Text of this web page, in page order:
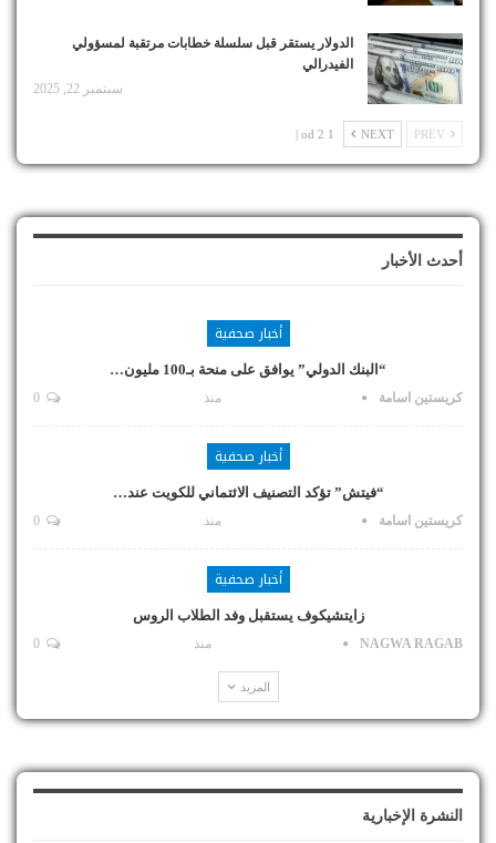
الدولار يستقر قبل سلسلة خطابات مرتقبة لمسؤولي
الفيدرالي
سبتمبر 22, 2025
NEXT
1 od 2 |
أحدث الأخبار
أخبار صحفية
“البنك الدولي” يوافق على منحة بـ100 مليون…
كريستين اسامة منذ
أخبار صحفية
“فيتش” تؤكد التصنيف الائتماني للكويت عند…
كريستين اسامة منذ
أخبار صحفية
زايتشيكوف يستقبل وفد الطلاب الروس
NAGWA RAGAB منذ
المزيد
النشرة الإخبارية